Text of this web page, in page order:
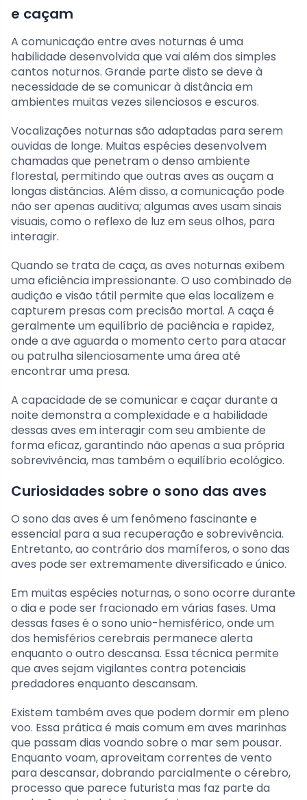
e caçam
A comunicação entre aves noturnas é uma
habilidade desenvolvida que vai além dos simples
cantos noturnos. Grande parte disto se deve à
necessidade de se comunicar à distância em
ambientes muitas vezes silenciosos e escuros.
Vocalizações noturnas são adaptadas para serem
ouvidas de longe. Muitas espécies desenvolvem
chamadas que penetram o denso ambiente
florestal, permitindo que outras aves as ouçam a
longas distâncias. Além disso, a comunicação pode
não ser apenas auditiva; algumas aves usam sinais
visuais, como o reflexo de luz em seus olhos, para
interagir.
Quando se trata de caça, as aves noturnas exibem
uma eficiência impressionante. O uso combinado de
audição e visão tátil permite que elas localizem e
capturem presas com precisão mortal. A caça é
geralmente um equilíbrio de paciência e rapidez,
onde a ave aguarda o momento certo para atacar
ou patrulha silenciosamente uma área até
encontrar uma presa.
A capacidade de se comunicar e caçar durante a
noite demonstra a complexidade e a habilidade
dessas aves em interagir com seu ambiente de
forma eficaz, garantindo não apenas a sua própria
sobrevivência, mas também o equilíbrio ecológico.
Curiosidades sobre o sono das aves
O sono das aves é um fenômeno fascinante e
essencial para a sua recuperação e sobrevivência.
Entretanto, ao contrário dos mamíferos, o sono das
aves pode ser extremamente diversificado e único.
Em muitas espécies noturnas, o sono ocorre durante
o dia e pode ser fracionado em várias fases. Uma
dessas fases é o sono unio-hemisférico, onde um
dos hemisférios cerebrais permanece alerta
enquanto o outro descansa. Essa técnica permite
que aves sejam vigilantes contra potenciais
predadores enquanto descansam.
Existem também aves que podem dormir em pleno
voo. Essa prática é mais comum em aves marinhas
que passam dias voando sobre o mar sem pousar.
Enquanto voam, aproveitam correntes de vento
para descansar, dobrando parcialmente o cérebro,
processo que parece futurista mas faz parte da